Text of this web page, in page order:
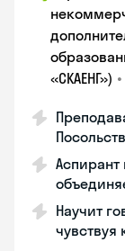
«СКАЕНГ») •
Аспирант
Научит
чувствуя